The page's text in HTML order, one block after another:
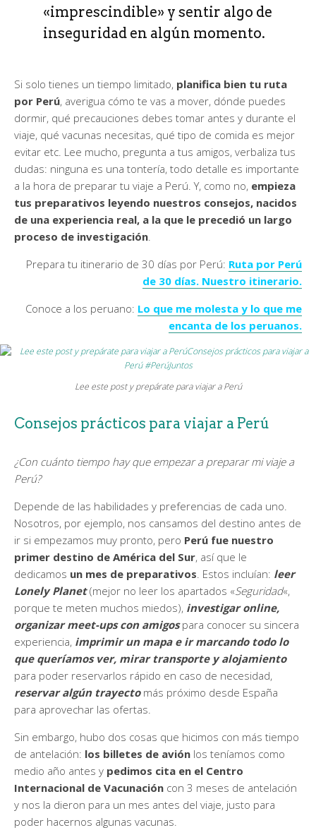
«imprescindible» y sentir algo de
inseguridad en algún momento.
Si solo tienes un tiempo limitado, planifica bien tu ruta
por Perú, averigua cómo te vas a mover, dónde puedes
dormir, qué precauciones debes tomar antes y durante el
viaje, qué vacunas necesitas, qué tipo de comida es mejor
evitar etc. Lee mucho, pregunta a tus amigos, verbaliza tus
dudas: ninguna es una tontería, todo detalle es importante
a la hora de preparar tu viaje a Perú. Y, como no, empieza
tus preparativos leyendo nuestros consejos, nacidos
de una experiencia real, a la que le precedió un largo
proceso de investigación.
Prepara tu itinerario de 30 días por Perú: Ruta por Perú
de 30 días. Nuestro itinerario.
Conoce a los peruano: Lo que me molesta y lo que me
encanta de los peruanos.
Lee este post y prepárate para viajar a Perú
Consejos prácticos para viajar a Perú
¿Con cuánto tiempo hay que empezar a preparar mi viaje a
Perú?
Depende de las habilidades y preferencias de cada uno.
Nosotros, por ejemplo, nos cansamos del destino antes de
ir si empezamos muy pronto, pero Perú fue nuestro
primer destino de América del Sur, así que le
dedicamos un mes de preparativos . Estos incluían: leer
Lonely Planet (mejor no leer los apartados «Seguridad«,
porque te meten muchos miedos), investigar online,
organizar meet-ups con amigospara conocer su sincera
experiencia, imprimir un mapa e ir marcando todo lo
que queríamos ver, mirar transporte y alojamiento
para poder reservarlos rápido en caso de necesidad,
reservar algún trayectomás próximo desde España
para aprovechar las ofertas.
Sin embargo, hubo dos cosas que hicimos con más tiempo
de antelación: los billetes de avión los teníamos como
medio año antes y pedimos cita en el Centro
Internacional de Vacunación con 3 meses de antelación
y nos la dieron para un mes antes del viaje, justo para
poder hacernos algunas vacunas.